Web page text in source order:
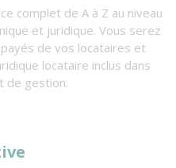
complet de A à Z au niveau
et juridique. Vous serez
de vos locataires et
locataire inclus dans
de gestion.